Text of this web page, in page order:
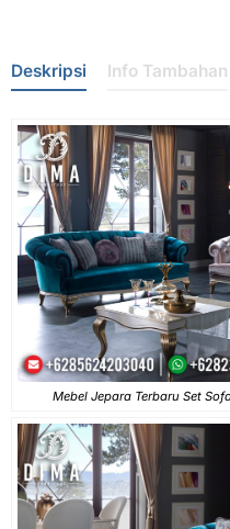
Deskripsi Info Tambahan
Mebel Jepara Terbaru Set